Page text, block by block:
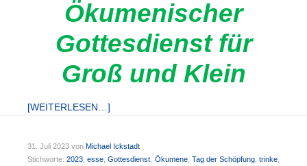
Ökumenischer
Gottesdienst für
Groß und Klein
[WEITERLESEN…]
31. Juli 2023 von Michael Ickstadt
Stichworte:2023 ,esse ,Gottesdienst Ökumene, Tag der Schöpfung, trinke